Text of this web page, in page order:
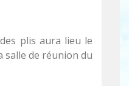
plis aura lieu le
salle de réunion du